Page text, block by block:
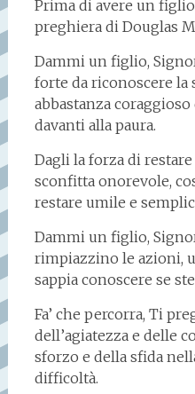
Prima di avere un
preghiera di Douglas
Dammi un figlio,
forte da riconoscere la
abbastanza
davanti alla paura.
Dagli la forza di
sconfitta onorevole,
restare umile e
Dammi un figlio,
rimpiazzino le azioni,
sappia conoscere se
Fa’ che percorra, Ti
dell’agiatezza e delle
sforzo e della sfida
difficoltà.